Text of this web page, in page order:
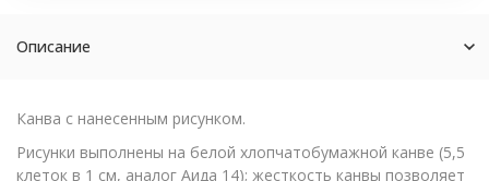
Описание
Канва с нанесенным рисунком.
Рисунки выполнены на белой хлопчатобумажной канве (5,5
клеток в 1 см, аналог Аида 14); жесткость канвы позволяет